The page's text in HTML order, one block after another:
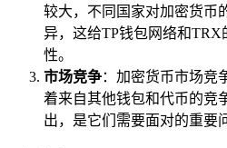
较大，不同国家对加密货币
异，这给TP钱包网络和
性。
市场竞争：加密货币市场竞
着来自其他钱包和代币的竞
出，是它们需要面对的重要